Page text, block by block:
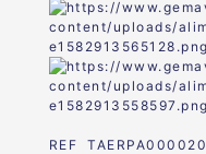
REF TAERPA000020